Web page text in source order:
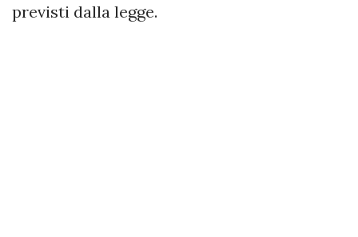
previsti dalla legge.